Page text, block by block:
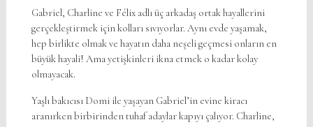
Gabriel, Charline ve Félix adlı üç arkadaş ortak hayallerini
gerçekleştirmek için kolları sıvıyorlar. Aynı evde yaşamak,
hep birlikte olmak ve hayatın daha neşeli geçmesi onların en
büyük hayali! Ama yetişkinleri ikna etmek o kadar kolay
olmayacak.
Yaşlı bakıcısı Domi ile yaşayan Gabriel’in evine kiracı
aranırken birbirinden tuhaf adaylar kapıyı çalıyor. Charline,